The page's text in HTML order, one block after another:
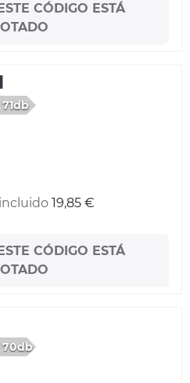
CÓDIGO ESTÁ
71db
19,85 €
CÓDIGO ESTÁ
70db